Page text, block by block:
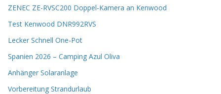
ZENEC ZE-RVSC200 Doppel-Kamera an Kenwood
Test Kenwood DNR992RVS
Lecker Schnell One-Pot
Spanien 2026 – Camping Azul Oliva
Anhänger Solaranlage
Vorbereitung Strandurlaub